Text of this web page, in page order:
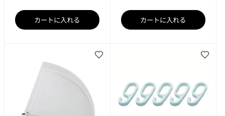
カートに入れる カートに入れる